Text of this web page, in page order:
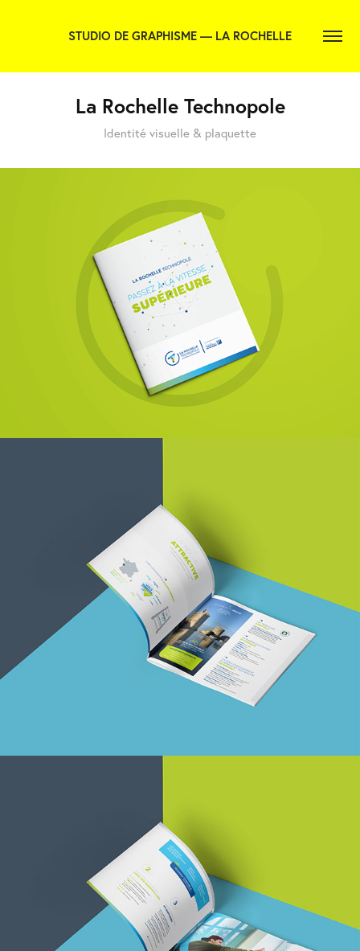
STUDIO DE GRAPHISME — LA ROCHELLE
La Rochelle Technopole
Identité visuelle & plaquette